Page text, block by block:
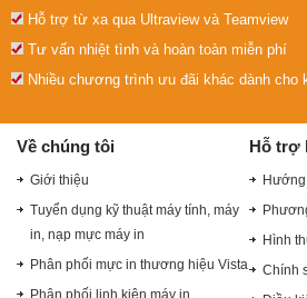
Hỗ trợ từ xa qua Ultraview và Teamview
Tư vấn nhiệt tình và hoàn toàn miễn phí
Nhiều chương trình ưu đãi khác dành cho
Về chúng tôi
Giới thiệu
Tuyển dụng kỹ thuật máy tính, máy
in, nạp mực máy in
Phân phối mực in thương hiệu Vista
Phân phối linh kiện máy in
Hỗ trợ
Hình
Chính